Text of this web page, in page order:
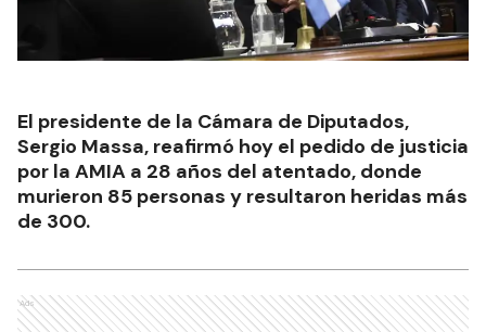
El presidente de la Cámara de Diputados,
Sergio Massa, reafirmó hoy el pedido de justicia
por la AMIA a 28 años del atentado, donde
murieron 85 personas y resultaron heridas más
de 300.
Ads